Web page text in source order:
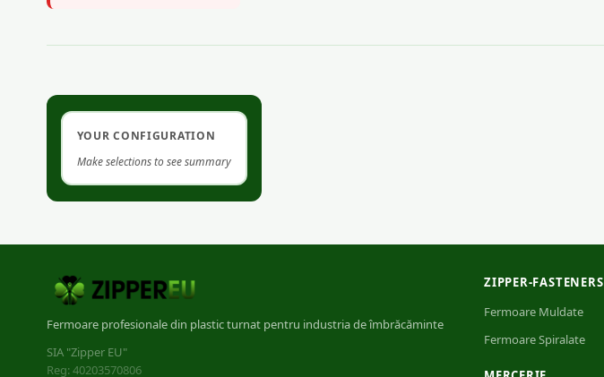
YOUR CONFIGURATION
Make selections to see summary
Fermoare profesionale din plastic turnat pentru industria de îmbrăcăminte
SIA "Zipper EU"
Reg: 40203570806
ZIPPER-FASTENERS
Fermoare Muldate
Fermoare Spiralate